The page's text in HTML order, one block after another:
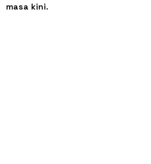
masa kini.